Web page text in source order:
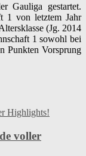
Gauliga gestartet.
1 von letztem Jahr
(Jg. 2014
1 sowohl bei
Punkten Vorsprung
voller